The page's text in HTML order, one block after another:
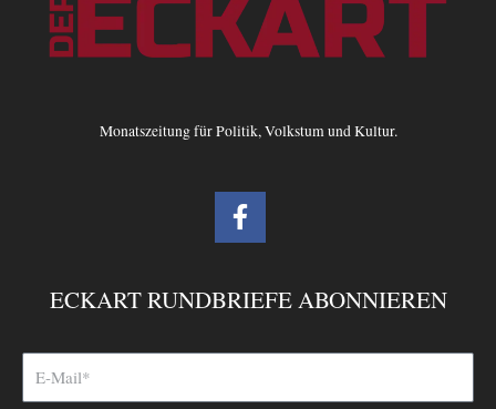
Monatszeitung für Politik, Volkstum und Kultur.
F
a
c
b
o
ECKART RUNDBRIEFE ABONNIEREN